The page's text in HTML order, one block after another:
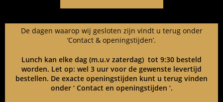
De dagen waarop wij gesloten zijn vindt u terug onder
‘Contact & openingstijden’.
Lunch kan elke dag (m.u.v zaterdag) tot 9:30 besteld
worden. Let op: wel 3 uur voor de gewenste levertijd
bestellen. De exacte openingstijden kunt u terug vinden
onder ‘ Contact en openingstijden ‘.